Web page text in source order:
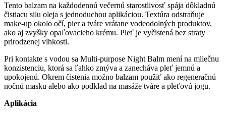
Tento balzam na každodennú večernú starostlivosť spája dôkladnú
čistiacu silu oleja s jednoduchou aplikáciou. Textúra odstraňuje
make-up okolo očí, pier a tváre vrátane vodeodolných produktov,
ako aj zvyšky opaľovacieho krému. Pleť je vyčistená bez straty
prirodzenej vlhkosti.
Pri kontakte s vodou sa Multi-purpose Night Balm mení na mliečnu
konzistenciu, ktorá sa ľahko zmýva a zanecháva pleť jemnú a
upokojenú. Okrem čistenia možno balzam použiť ako regeneračnú
nočnú masku alebo ako podklad na masáže tváre a pleťovú jogu.
Aplikácia